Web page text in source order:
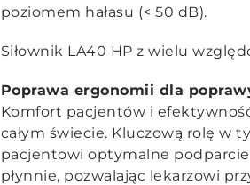
poziomem hałasu (< 50 dB).
Siłownik LA40 HP z wielu
Poprawa ergonomii dla
Komfort pacjentów i
całym świecie. Kluczową rolę w
pacjentowi optymalne
płynnie, pozwalając lekarzowi